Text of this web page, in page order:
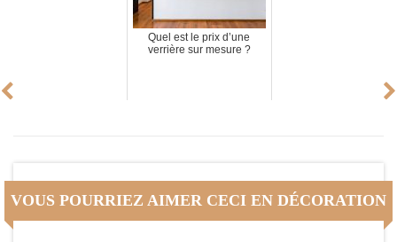
Quel est le prix d’une
verrière sur mesure ?
VOUS POURRIEZ AIMER CECI EN DÉCORATION